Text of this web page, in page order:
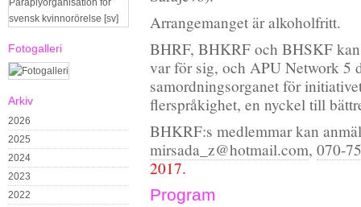
Fotogalleri
Arkiv
2026
2025
2024
2023
2022
Arrangemanget är alkoholfritt.
BHRF, BHKRF och BHSKF
var för sig, och APU Network 5
samordningsorganet för
flerspråkighet, en nyckel till
BHKRF:s medlemmar kan
mirsada_z@hotmail.com, 070-
2017.
Program